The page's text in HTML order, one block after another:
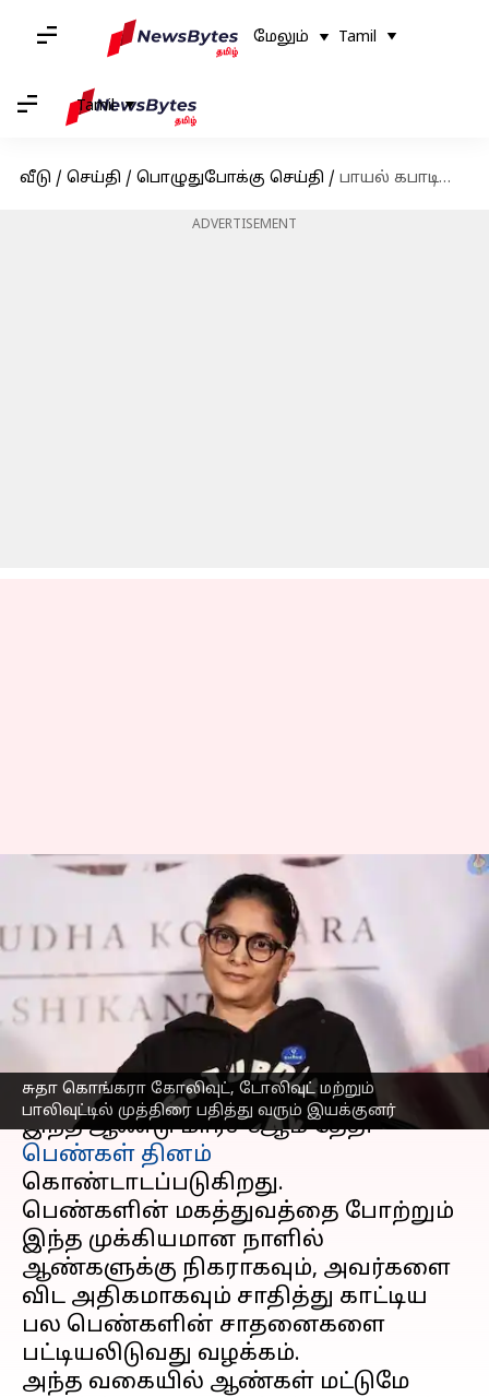
மேலும் Tamil
Tamil
வீடு / செய்தி / பொழுதுபோக்கு செய்தி / பாயல் கபாடியா முதல் கிரண் ராவ் வரை: இந்திய சினிமாவின் சாதனை இயக்குனர்கள்
ADVERTISEMENT
சுதா கொங்கரா கோலிவுட், டோலிவுட் மற்றும்
பாலிவுட்டில் முத்திரை பதித்து வரும் இயக்குனர்
பாயல் கபாடியா முதல்
கிரண் ராவ் வரை: இந்திய
சினிமாவின் சாதனை
இயக்குனர்கள்
எழுதியவர் Venkatalakshmi V Mar 01, 2025 08:51 am
செய்தி முன்னோட்டம்
இந்த ஆண்டு மார்ச் 8ஆம் தேதி
பெண்கள் தினம்
கொண்டாடப்படுகிறது.
பெண்களின் மகத்துவத்தை போற்றும்
இந்த முக்கியமான நாளில்
ஆண்களுக்கு நிகராகவும், அவர்களை
விட அதிகமாகவும் சாதித்து காட்டிய
பல பெண்களின் சாதனைகளை
பட்டியலிடுவது வழக்கம்.
அந்த வகையில் ஆண்கள் மட்டுமே